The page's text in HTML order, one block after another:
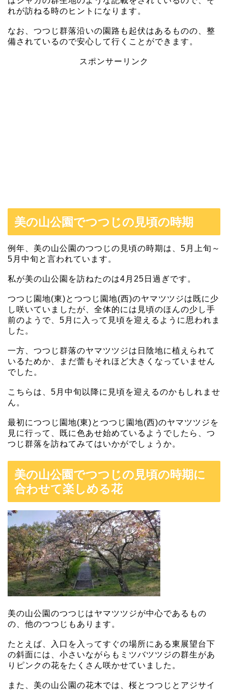
れが訪ねる時のヒントになります。
なお、つつじ群落沿いの園路も起伏はあるものの、整
備されているので安心して行くことができます。
スポンサーリンク
美の山公園でつつじの見頃の時期
例年、美の山公園のつつじの見頃の時期は、5月上旬～
5月中旬と言われています。
私が美の山公園を訪ねたのは4月25日過ぎです。
つつじ園地(東)とつつじ園地(西)のヤマツツジは既に少
し咲いていましたが、全体的には見頃のほんの少し手
前のようで、5月に入って見頃を迎えるように思われま
した。
一方、つつじ群落のヤマツツジは日陰地に植えられて
いるためか、まだ蕾もそれほど大きくなっていません
でした。
こちらは、5月中旬以降に見頃を迎えるのかもしれませ
ん。
最初につつじ園地(東)とつつじ園地(西)のヤマツツジを
見に行って、既に色あせ始めているようでしたら、つ
つじ群落を訪ねてみてはいかがでしょうか。
美の山公園でつつじの見頃の時期に
合わせて楽しめる花
美の山公園のつつじはヤマツツジが中心であるもの
の、他のつつじもあります。
たとえば、入口を入ってすぐの場所にある東展望台下
の斜面には、小さいながらもミツバツツジの群生があ
りピンクの花をたくさん咲かせていました。
また、美の山公園の花木では、桜とつつじとアジサイ